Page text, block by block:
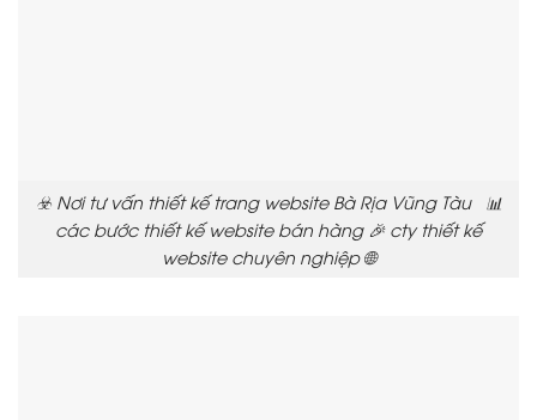
☣️ Nơi tư vấn thiết kế trang website Bà Rịa Vũng Tàu 📊
các bước thiết kế website bán hàng 🎉 cty thiết kế
website chuyên nghiệp 🌐